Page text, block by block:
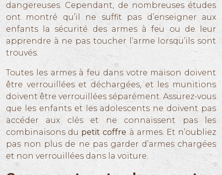
dangereuses. Cependant, de nombreuses études
ont montré qu’il ne suffit pas d’enseigner aux
enfants la sécurité des armes à feu ou de leur
apprendre à ne pas toucher l’arme lorsqu’ils sont
trouvés.
Toutes les armes à feu dans votre maison doivent
être verrouillées et déchargées, et les munitions
doivent être verrouillées séparément. Assurez-vous
que les enfants et les adolescents ne doivent pas
accéder aux clés et ne connaissent pas les
combinaisons du petit coffre à armes. Et n’oubliez
pas non plus de ne pas garder d’armes chargées
et non verrouillées dans la voiture.